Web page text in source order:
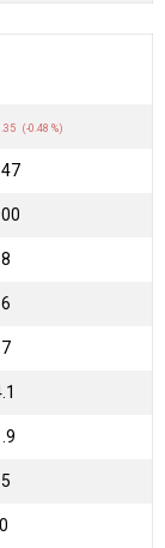
(-0.48 %)